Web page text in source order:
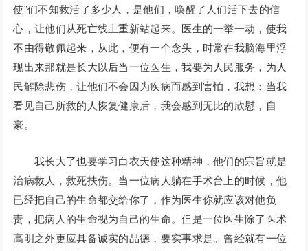
使”们不知救活了多少人，是他们，唤醒了人们活下去的信
心，让他们从死亡线上重新站起来。医生的一举一动，使我
不由得敬佩起来，从此，便有一个念头，时常在我脑海里浮
现出来那就是长大以后当一位医生，我要为人民服务，为人
民解除悲伤，让他们不会因为疾病而感到害怕，我想：当我
看见自己所救的人恢复健康后，我会感到无比的欣慰，自
豪。
我长大了也要学习白衣天使这种精神，他们的宗旨就是
治病救人，救死扶伤。当一位病人躺在手术台上的时候，他
已经把自己的生命都交给你了，作为医生你就应该对他负
责，把病人的生命视为自己的生命。但是一位医生除了医术
高明之外更应具备诚实的品德，要实事求是。曾经就有一位